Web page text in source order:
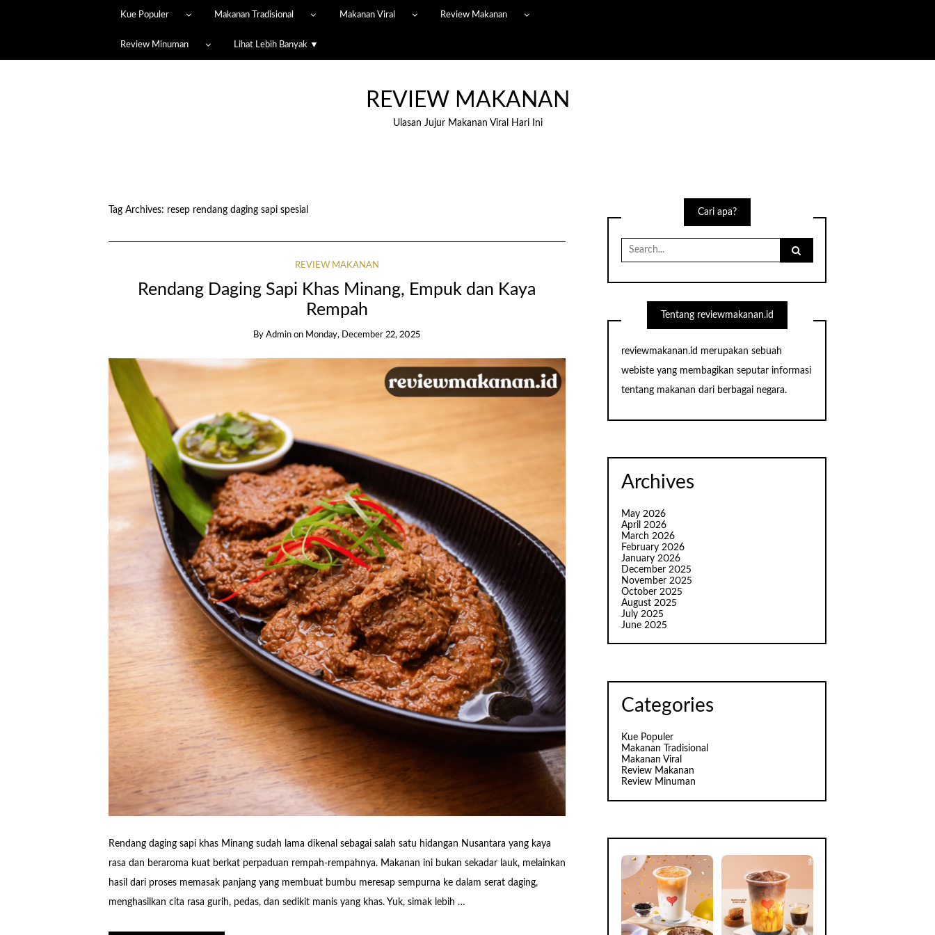
Kue Populer Makanan Tradisional Makanan Viral Review Makanan
Review Minuman Lihat Lebih Banyak ▼
REVIEW MAKANAN
Ulasan Jujur Makanan Viral Hari Ini
Tag Archives: resep rendang daging sapi spesial
REVIEW MAKANAN
Rendang Daging Sapi Khas Minang, Empuk dan Kaya
Rempah
ByAdmin on Monday, December 22, 2025
Rendang daging sapi khas Minang sudah lama dikenal sebagai salah satu hidangan Nusantara yang kaya
rasa dan beraroma kuat berkat perpaduan rempah-rempahnya. Makanan ini bukan sekadar lauk, melainkan
hasil dari proses memasak panjang yang membuat bumbu meresap sempurna ke dalam serat daging,
menghasilkan cita rasa gurih, pedas, dan sedikit manis yang khas. Yuk, simak lebih …
Cari apa?
Search
for:
Tentang reviewmakanan.id
reviewmakanan.id merupakan sebuah
webiste yang membagikan seputar informasi
tentang makanan dari berbagai negara.
Archives
May 2026
April 2026
March 2026
February 2026
January 2026
December 2025
November 2025
October 2025
August 2025
July 2025
June 2025
Categories
Kue Populer
Makanan Tradisional
Makanan Viral
Review Makanan
Review Minuman